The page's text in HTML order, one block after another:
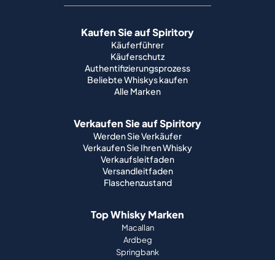
Kaufen Sie auf Spiritory
Käuferführer
Käuferschutz
Authentifizierungsprozess
Beliebte Whiskys kaufen
Alle Marken
Verkaufen Sie auf Spiritory
Werden Sie Verkäufer
Verkaufen Sie Ihren Whisky
Verkaufsleitfaden
Versandleitfaden
Flaschenzustand
Top Whisky Marken
Macallan
Ardbeg
Springbank